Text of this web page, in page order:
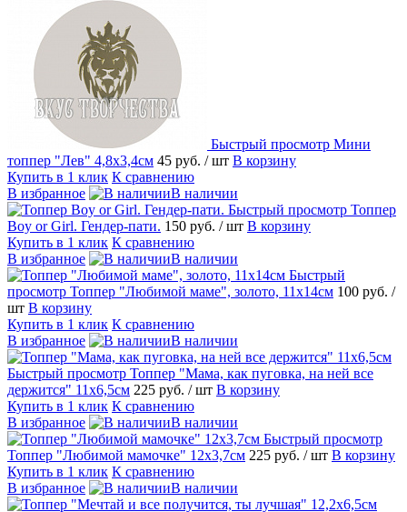
Быстрый просмотр Мини
топпер "Лев" 4,8х3,4см 45 руб. / шт В корзину
Купить в 1 клик К сравнению
В избранное
В наличии
Быстрый просмотр Топпер
Boy or Girl. Гендер-пати. 150 руб. / шт В корзину
Купить в 1 клик К сравнению
В избранное
В наличии
Быстрый
просмотр Топпер "Любимой маме", золото, 11х14см 100 руб. /
шт В корзину
Купить в 1 клик К сравнению
В избранное
В наличии
Быстрый просмотр Топпер "Мама, как пуговка, на ней все
держится" 11х6,5см 225 руб. / шт В корзину
Купить в 1 клик К сравнению
В избранное
В наличии
Быстрый просмотр
Топпер "Любимой мамочке" 12х3,7см 225 руб. / шт В корзину
Купить в 1 клик К сравнению
В избранное
В наличии